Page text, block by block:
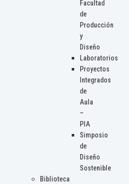
Facultad
de
Producción
y
Diseño
Laboratorios
Proyectos
Integrados
de
Aula
–
PIA
Simposio
de
Diseño
Sostenible
Biblioteca